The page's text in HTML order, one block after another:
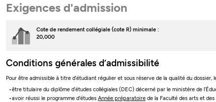
Exigences d'admission
Cote de rendement collégiale (cote R) minimale :
20,000
Conditions générales d’admissibilité
Pour être admissible à titre d’étudiant régulier et sous réserve de la qualité du
être titulaire du diplôme d’études collégiales (DEC) décerné par le ministère de
avoir réussi le programme d'études Année préparatoirede la Faculté des arts et